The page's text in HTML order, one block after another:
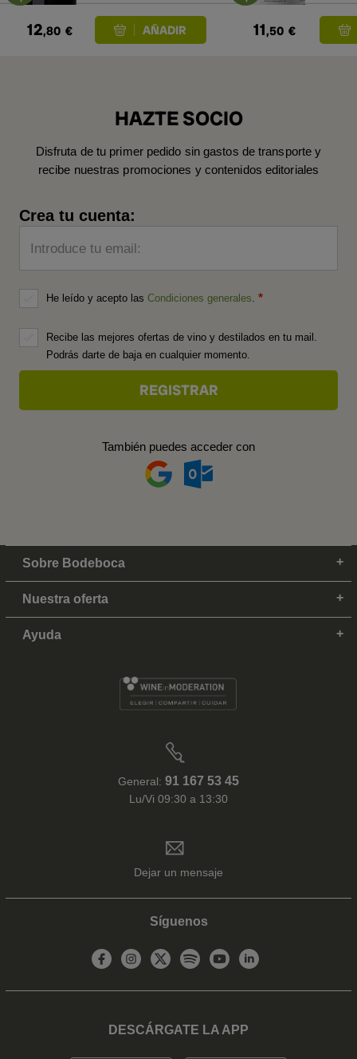
12,80 € 11,50 €
HAZTE SOCIO
Disfruta de tu primer pedido sin gastos de transporte y
recibe nuestras promociones y contenidos editoriales
Crea tu cuenta:
Introduce tu email:
He leído y acepto las Condiciones generales
Recibe las mejores ofertas de vino y destilados en tu mail.
Podrás darte de baja en cualquier momento.
También puedes acceder con
Sobre Bodeboca
Nuestra oferta
Ayuda
General: 91 167 53 45
Lu/Vi 09:30 a 13:30
Dejar un mensaje
Síguenos
DESCÁRGATE LA APP